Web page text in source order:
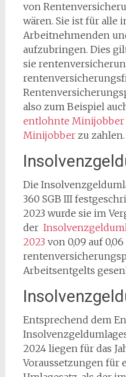
von
wären. Sie ist für alle
Arbeitnehmenden
aufzubringen. Dies
sie
also zum Beispiel
entlohnte Minijobber
Minijobberzu zahlen.
Die
360 SGB III
2023 wurde sie im
der
2023 von 0,09 auf
Arbeitsentgelts
Entsprechend dem
2024 liegen für das
Voraussetzungen für